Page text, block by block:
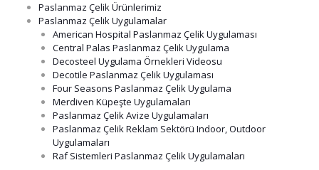
Paslanmaz Çelik Ürünlerimiz
Paslanmaz Çelik Uygulamalar
American Hospital Paslanmaz Çelik Uygulaması
Central Palas Paslanmaz Çelik Uygulama
Decosteel Uygulama Örnekleri Videosu
Decotile Paslanmaz Çelik Uygulaması
Four Seasons Paslanmaz Çelik Uygulama
Merdiven Küpeşte Uygulamaları
Paslanmaz Çelik Avize Uygulamaları
Paslanmaz Çelik Reklam Sektörü Indoor, Outdoor
Uygulamaları
Raf Sistemleri Paslanmaz Çelik Uygulamaları